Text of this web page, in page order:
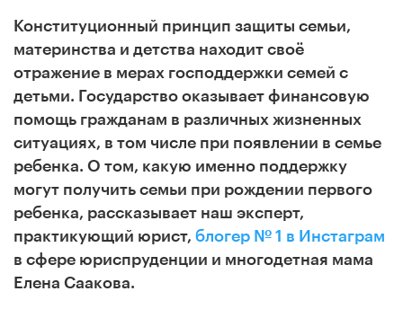
Конституционный принцип защиты семьи,
материнства и детства находит своё
отражение в мерах господдержки семей с
детьми. Государство оказывает финансовую
помощь гражданам в различных жизненных
ситуациях, в том числе при появлении в семье
ребенка. О том, какую именно поддержку
могут получить семьи при рождении первого
ребенка, рассказывает наш эксперт,
практикующий юрист, блогер № 1 в Инстаграм
в сфере юриспруденции и многодетная мама
Елена Саакова.